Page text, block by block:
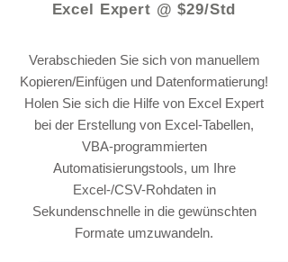
Excel Expert @ $29/Std
Verabschieden Sie sich von manuellem
Kopieren/Einfügen und Datenformatierung!
Holen Sie sich die Hilfe von Excel Expert
bei der Erstellung von Excel-Tabellen,
VBA-programmierten
Automatisierungstools, um Ihre
Excel-/CSV-Rohdaten in
Sekundenschnelle in die gewünschten
Formate umzuwandeln.